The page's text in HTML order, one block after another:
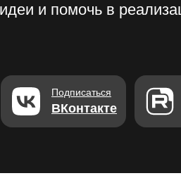
и помочь в
Подписаться
ВКонтакте